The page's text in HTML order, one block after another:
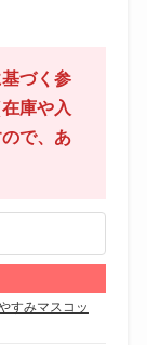
づく参
庫や入
で、あ
すみマスコッ